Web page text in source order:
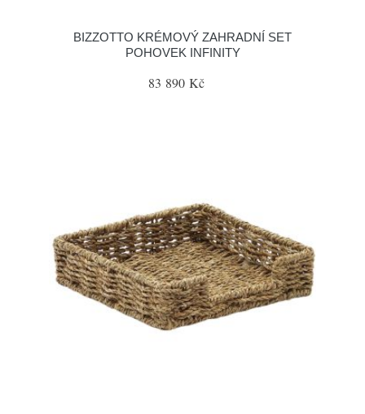
BIZZOTTO KRÉMOVÝ ZAHRADNÍ SET
POHOVEK INFINITY
83 890 Kč